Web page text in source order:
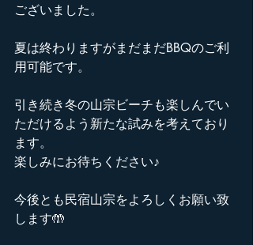
ございました。
夏は終わりますがまだまだBBQのご利
用可能です。
引き続き冬の山宗ビーチも楽しんでい
ただけるよう新たな試みを考えており
ます。
楽しみにお待ちください♪
今後とも民宿山宗をよろしくお願い致
します🤲